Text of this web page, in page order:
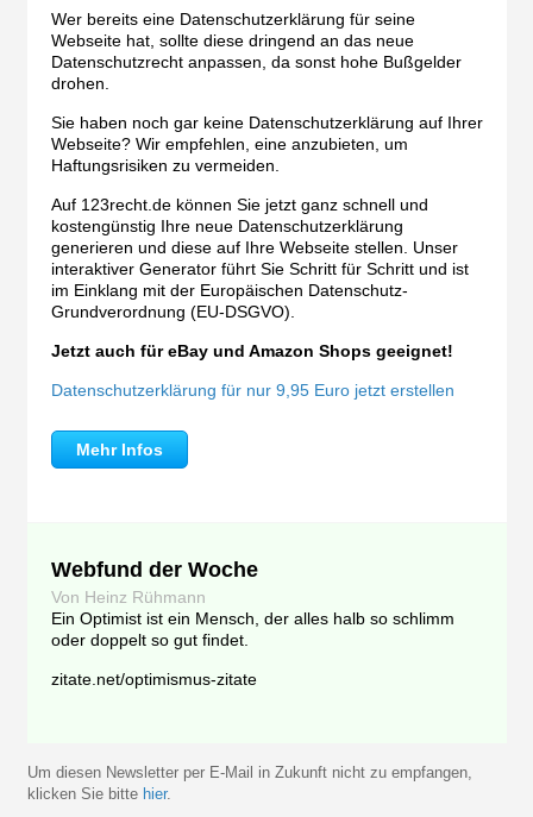
Wer bereits eine Datenschutzerklärung für seine
Webseite hat, sollte diese dringend an das neue
Datenschutzrecht anpassen, da sonst hohe Bußgelder
drohen.
Sie haben noch gar keine Datenschutzerklärung auf Ihrer
Webseite? Wir empfehlen, eine anzubieten, um
Haftungsrisiken zu vermeiden.
Auf 123recht.de können Sie jetzt ganz schnell und
kostengünstig Ihre neue Datenschutzerklärung
generieren und diese auf Ihre Webseite stellen. Unser
interaktiver Generator führt Sie Schritt für Schritt und ist
im Einklang mit der Europäischen Datenschutz-
Grundverordnung (EU-DSGVO).
Jetzt auch für eBay und Amazon Shops geeignet!
Datenschutzerklärung für nur 9,95 Euro jetzt erstellen
Mehr Infos
Webfund der Woche
Von Heinz Rühmann
Ein Optimist ist ein Mensch, der alles halb so schlimm
oder doppelt so gut findet.
zitate.net/optimismus-zitate
Um diesen Newsletter per E-Mail in Zukunft nicht zu empfangen,
klicken Sie bitte hier.